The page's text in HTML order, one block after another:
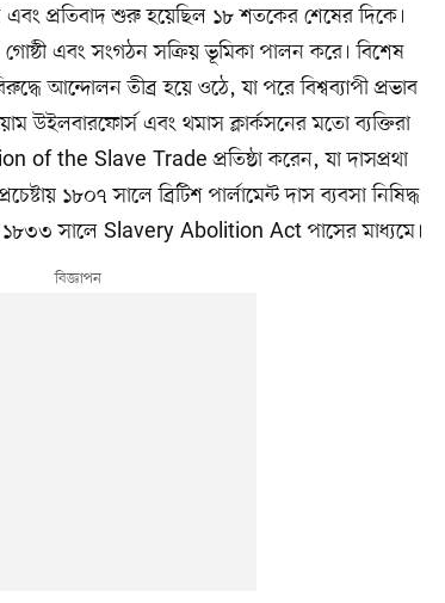
প্রতিবাদ শুরু হয়েছিল ১৮ শতকের শেষের দিকে।
গোষ্ঠী এবং সংগঠন সক্রিয় ভূমিকা পালন করে। বিশেষ
আন্দোলন তীব্র হয়ে ওঠে, যা পরে বিশ্বব্যাপী প্রভাব
উইলবারফোর্স এবং থমাস ক্লার্কসনের মতো ব্যক্তিরা
the Slave Trade প্রতিষ্ঠা করেন, যা দাসপ্রথা
১৮০৭ সালে ব্রিটিশ পার্লামেন্ট দাস ব্যবসা নিষিদ্ধ
১৮৩৩ সালে Slavery Abolition Act পাসের মাধ্যমে।